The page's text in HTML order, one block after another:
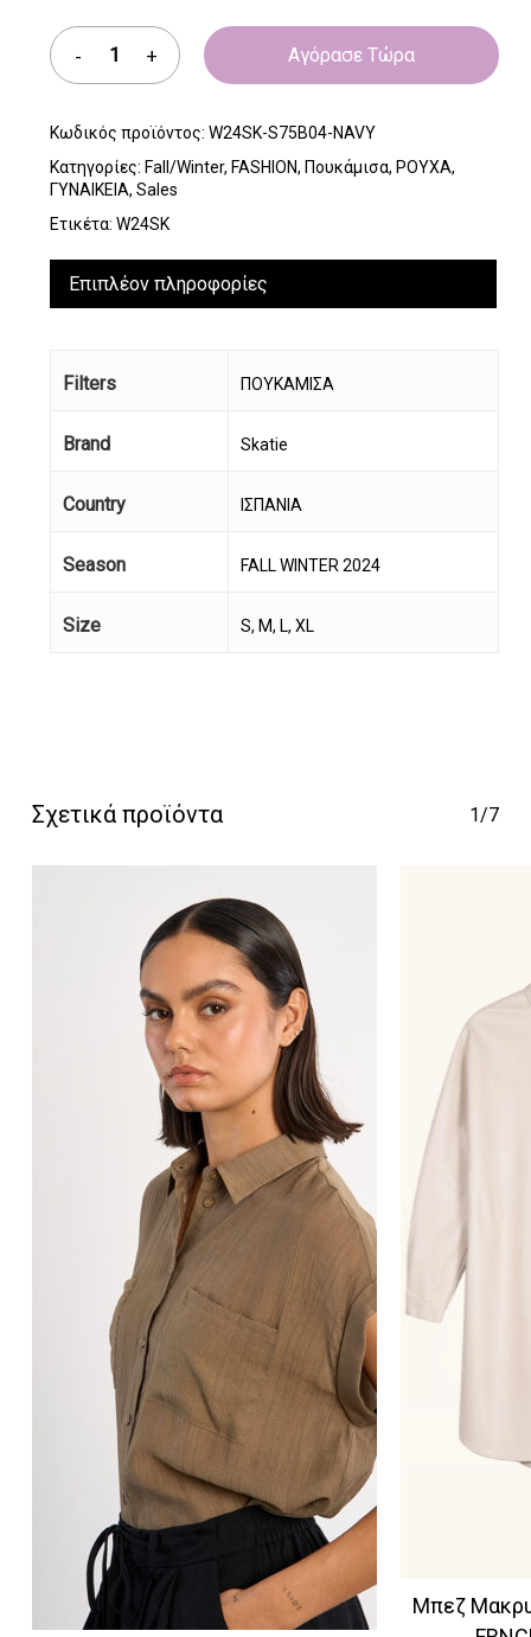
Κανένα προϊόν στο
Go To Shop
Αγόρασε Τώρα
Κωδικός προϊόντος: W24SK-S75B04-NAVY
Κατηγορίες: Fall/Winter, FASHION, Πουκάμισα, ΡΟΥΧΑ,
ΓΥΝΑΙΚΕΙΑ, Sales
Ετικέτα: W24SK
Επιπλέον πληροφορίες
Filters ΠΟΥΚΑΜΙΣΑ
Brand Skatie
Country ΙΣΠΑΝΙΑ
Season FALL WINTER 2024
Size S, M, L, XL
Σχετικά προϊόντα 1/7
Μπεζ